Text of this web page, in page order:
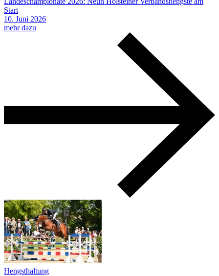
Start
10. Juni 2026
mehr dazu
Hengsthaltung